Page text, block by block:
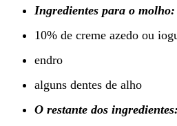
Ingredientes para o molho:
10% de creme azedo ou
endro
alguns dentes de alho
O restante dos ingredientes: